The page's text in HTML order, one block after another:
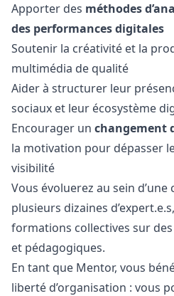
Apporter des méthodes
des performances digitales
Soutenir la créativité et la
multimédia de qualité
Aider à structurer leur
sociaux et leur écosystème
Encourager un changement
la motivation pour dépasser
visibilité
Vous évoluerez au sein
plusieurs dizaines
formations collectives sur
et pédagogiques.
En tant que Mentor, vous
liberté d’organisation : vous